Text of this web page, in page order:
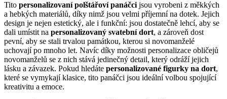
Tito personalizovaní polštářoví panáčci jsou vyrobeni z měkkých
a hebkých materiálů, díky nimž jsou velmi příjemní na dotek. Jejich
design je nejen estetický, ale i funkční: jsou dostatečně lehcí, aby se
dali umístit na personalizovaný svatební dort, a zároveň dost
pevní, aby se stali trvalou památkou, kterou si novomanželé
uchovají po mnoho let. Navíc díky možnosti personalizace obličejů
novomanželů se z nich stává jedinečný detail, který odráží jejich
lásku a závazek. Pokud hledáte personalizované figurky na dort,
které se vymykají klasice, tito panáčci jsou ideální volbou spojující
kreativitu a emoce.